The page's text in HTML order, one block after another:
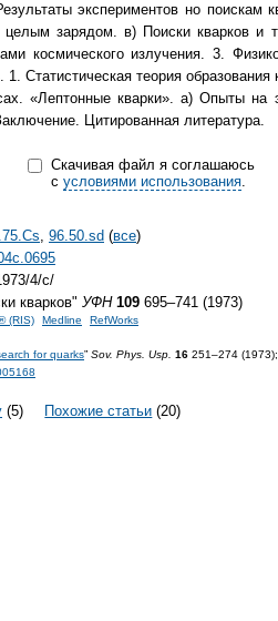
экспериментов но
целым зарядом. в) Поиски кварков
космического излучения. 3.
1. Статистическая теория
«Лептонные кварки». а) Опыты
Цитированная литература.
Скачивая файл я соглашаюсь
с условиями использования.
96.50.sd (все)
4/c/
кварков" УФН 109 695–741 (1973)
(RIS) Medline RefWorks
for quarks” Sov. Phys. Usp. 16 251–274 (1973);
(5) Похожие статьи (20)